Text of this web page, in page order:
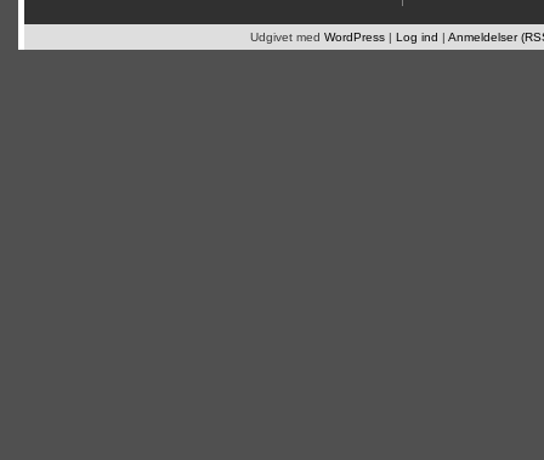
Udgivet med WordPress | Log ind | Anmeldelser